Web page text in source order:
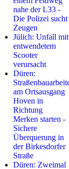
nahe der L33 -
Die Polizei sucht
Zeugen
Jülich: Unfall mit
entwendetem
Scooter
verursacht
Düren:
am Ortsausgang
Hoven in
Richtung
Merken starten -
Sichere
Überquerung in
der Birkesdorfer
Straße
Düren: Zweimal